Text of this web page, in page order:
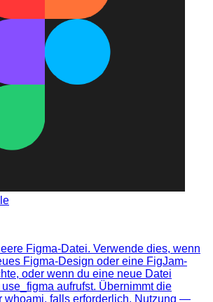
Figma-Datei. Verwende dies, wenn
Figma-Design oder eine FigJam-
oder wenn du eine neue Datei
aufrufst. Übernimmt die
whoami, falls erforderlich. Nutzung —